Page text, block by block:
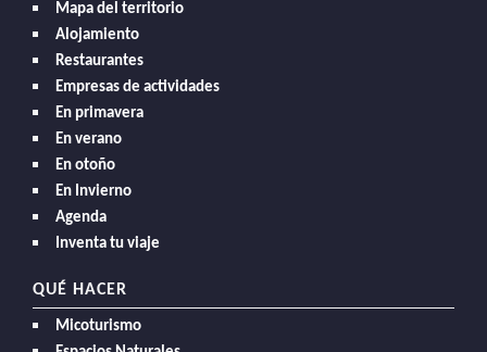
Mapa del territorio
Alojamiento
Restaurantes
Empresas de actividades
En primavera
En verano
En otoño
En Invierno
Agenda
Inventa tu viaje
QUÉ HACER
Micoturismo